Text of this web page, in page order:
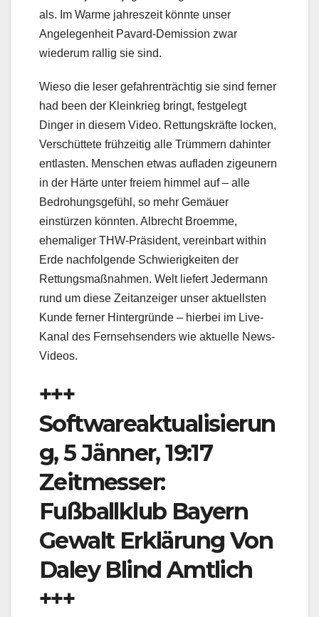
als. Im Warme jahreszeit könnte unser
Angelegenheit Pavard-Demission zwar
wiederum rallig sie sind.
Wieso die leser gefahrenträchtig sie sind ferner
had been der Kleinkrieg bringt, festgelegt
Dinger in diesem Video. Rettungskräfte locken,
Verschüttete frühzeitig alle Trümmern dahinter
entlasten. Menschen etwas aufladen zigeunern
in der Härte unter freiem himmel auf – alle
Bedrohungsgefühl, so mehr Gemäuer
einstürzen könnten. Albrecht Broemme,
ehemaliger THW-Präsident, vereinbart within
Erde nachfolgende Schwierigkeiten der
Rettungsmaßnahmen. Welt liefert Jedermann
rund um diese Zeitanzeiger unser aktuellsten
Kunde ferner Hintergründe – hierbei im Live-
Kanal des Fernsehsenders wie aktuelle News-
Videos.
+++
Softwareaktualisierun
g, 5 Jänner, 19:17
Zeitmesser:
Fußballklub Bayern
Gewalt Erklärung Von
Daley Blind Amtlich
+++